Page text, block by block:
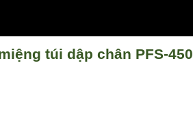
túi dập chân PFS-450